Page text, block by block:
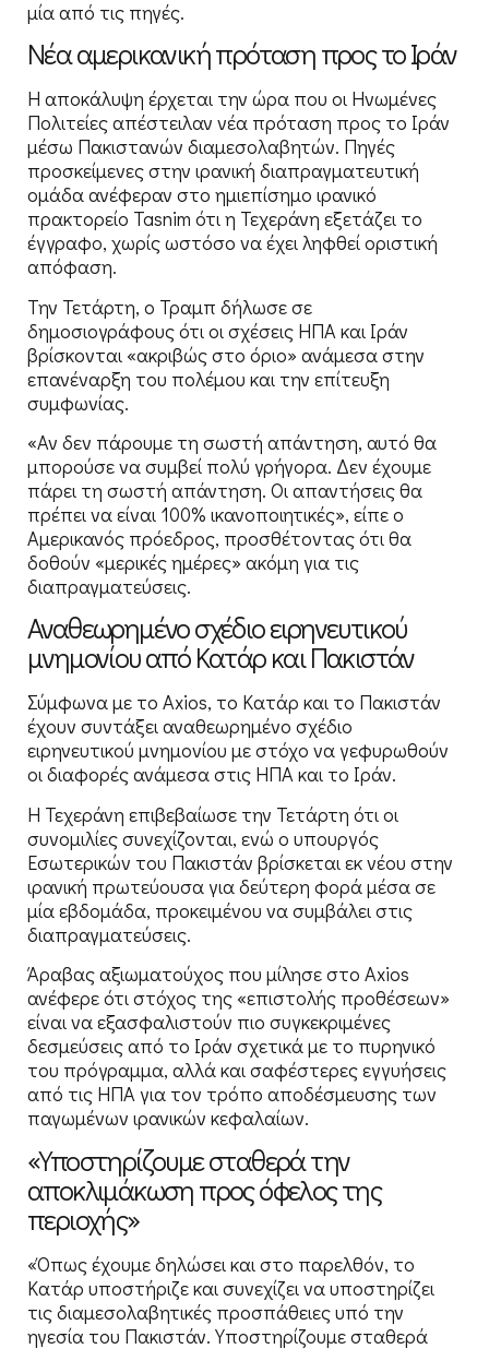
μία από τις πηγές.
Νέα αμερικανική πρόταση προς το Ιράν
Η αποκάλυψη έρχεται την ώρα που οι Ηνωμένες
Πολιτείες απέστειλαν νέα πρόταση προς το Ιράν
μέσω Πακιστανών διαμεσολαβητών. Πηγές
προσκείμενες στην ιρανική διαπραγματευτική
ομάδα ανέφεραν στο ημιεπίσημο ιρανικό
πρακτορείο Tasnim ότι η Τεχεράνη εξετάζει το
έγγραφο, χωρίς ωστόσο να έχει ληφθεί οριστική
απόφαση.
Την Τετάρτη, ο Τραμπ δήλωσε σε
δημοσιογράφους ότι οι σχέσεις ΗΠΑ και Ιράν
βρίσκονται «ακριβώς στο όριο» ανάμεσα στην
επανέναρξη του πολέμου και την επίτευξη
συμφωνίας.
«Αν δεν πάρουμε τη σωστή απάντηση, αυτό θα
μπορούσε να συμβεί πολύ γρήγορα. Δεν έχουμε
πάρει τη σωστή απάντηση. Οι απαντήσεις θα
πρέπει να είναι 100% ικανοποιητικές», είπε ο
Αμερικανός πρόεδρος, προσθέτοντας ότι θα
δοθούν «μερικές ημέρες» ακόμη για τις
διαπραγματεύσεις.
Αναθεωρημένο σχέδιο ειρηνευτικού
μνημονίου από Κατάρ και Πακιστάν
Σύμφωνα με το Axios, το Κατάρ και το Πακιστάν
έχουν συντάξει αναθεωρημένο σχέδιο
ειρηνευτικού μνημονίου με στόχο να γεφυρωθούν
οι διαφορές ανάμεσα στις ΗΠΑ και το Ιράν.
Η Τεχεράνη επιβεβαίωσε την Τετάρτη ότι οι
συνομιλίες συνεχίζονται, ενώ ο υπουργός
Εσωτερικών του Πακιστάν βρίσκεται εκ νέου στην
ιρανική πρωτεύουσα για δεύτερη φορά μέσα σε
μία εβδομάδα, προκειμένου να συμβάλει στις
διαπραγματεύσεις.
Άραβας αξιωματούχος που μίλησε στο Axios
ανέφερε ότι στόχος της «επιστολής προθέσεων»
είναι να εξασφαλιστούν πιο συγκεκριμένες
δεσμεύσεις από το Ιράν σχετικά με το πυρηνικό
του πρόγραμμα, αλλά και σαφέστερες εγγυήσεις
από τις ΗΠΑ για τον τρόπο αποδέσμευσης των
παγωμένων ιρανικών κεφαλαίων.
«Υποστηρίζουμε σταθερά την
αποκλιμάκωση προς όφελος της
περιοχής»
«Όπως έχουμε δηλώσει και στο παρελθόν, το
Κατάρ υποστήριζε και συνεχίζει να υποστηρίζει
τις διαμεσολαβητικές προσπάθειες υπό την
ηγεσία του Πακιστάν. Υποστηρίζουμε σταθερά